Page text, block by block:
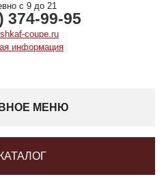
с 9 до 21
374-99-95
coupe.ru
информация
МЕНЮ
КАТАЛОГ